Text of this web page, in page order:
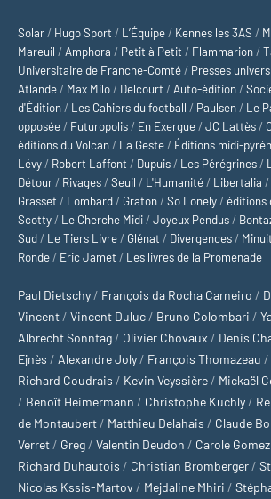
Solar / Hugo Sport / L’Équipe / Kennes les 3AS /
Mareuil / Amphora / Petit à Petit / Flammarion /
Universitaire de Franche-Comté / Presses
Atlande / Max Milo / Delcourt / Auto-édition /
d'Édition / Les Cahiers du football / Paulsen / Le
opposée / Futuropolis / En Exergue /JC Lattès /
éditions du Volcan / La Geste / Éditions midi-
Lévy / Robert Laffont / Dupuis / Les Pérégrines /
Détour / Rivages /Seuil / L'Humanité / Libertalia /
Grasset / Lombard / Graton /So Lonely /éditions
Scotty / Le Cherche Midi /Joyeux Pendus /
Sud / Le Tiers Livre / Glénat / Divergences / Minuit
Ronde / Eric Jamet / Les livres de la Promenade
Paul Dietschy / François da Rocha Carneiro /
Vincent / Vincent Duluc / Bruno Colombari /
Albrecht Sonntag / Olivier Chovaux / Denis
Ejnès / Alexandre Joly / François Thomazeau /
Richard Coudrais / Kevin Veyssière / Mickaël
/ Benoît Heimermann / Christophe Kuchly /
de Montaubert / Matthieu Delahais / Claude
Verret / Greg / Valentin Deudon / Carole Gomez
Richard Duhautois / Christian Bromberger /
Nicolas Kssis-Martov / Mejdaline Mhiri /